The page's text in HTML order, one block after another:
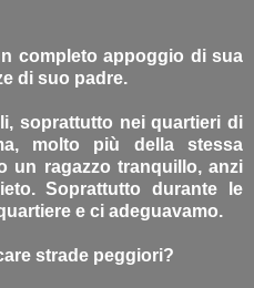
completo appoggio di sua
di suo padre.
soprattutto nei quartieri di
molto più della stessa
un ragazzo tranquillo, anzi
Soprattutto durante le
e ci adeguavamo.
strade peggiori?